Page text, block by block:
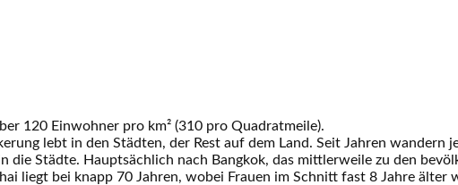
120 Einwohner pro km² (310 pro Quadratmeile).
lebt in den Städten, der Rest auf dem Land. Seit Jahren
die Städte. Hauptsächlich nach Bangkok, das mittlerweile zu den
liegt bei knapp 70 Jahren, wobei Frauen im Schnitt fast 8 Jahre älter